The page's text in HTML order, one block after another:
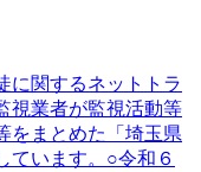
に関するネットトラ
視業者が監視活動等
をまとめた「埼玉県
ています。○令和６